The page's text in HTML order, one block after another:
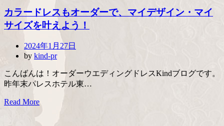
カラードレスもオーダーで、マイデザイン・マイ
サイズを叶えよう！
Posted
on
2024年1月27日
by kind-pr
こんばんは！オーダーウエディングドレスKindブログです。
昨年末パレスホテル東…
Read More